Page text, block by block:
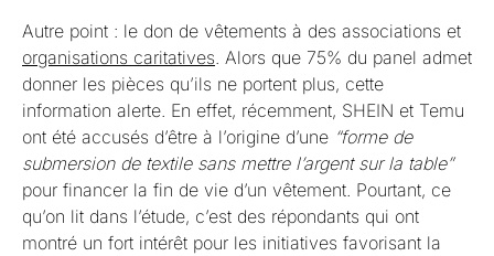
Autre point : le don de vêtements à des associations et
organisations caritatives . Alors que 75% du panel admet
donner les pièces qu’ils ne portent plus, cette
information alerte. En effet, récemment, SHEIN et Temu
ont été accusés d’être à l’origine d’une “forme de
submersion de textile sans mettre l’argent sur la table”
pour financer la fin de vie d’un vêtement. Pourtant, ce
qu’on lit dans l’étude, c’est des répondants qui ont
montré un fort intérêt pour les initiatives favorisant la